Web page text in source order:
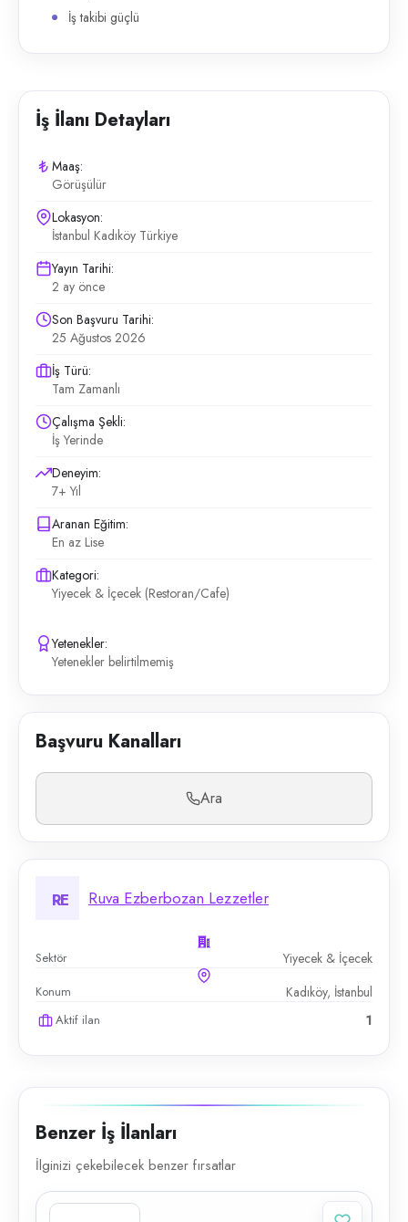
İş takibi güçlü
İş İlanı Detayları
Maaş:
Görüşülür
Lokasyon:
İstanbul Kadıköy Türkiye
Yayın Tarihi:
2 ay önce
Son Başvuru Tarihi:
25 Ağustos 2026
İş Türü:
Tam Zamanlı
Çalışma Şekli:
İş Yerinde
Deneyim:
7+ Yıl
Aranan Eğitim:
En az Lise
Kategori:
Yiyecek & İçecek (Restoran/Cafe)
Yetenekler:
Yetenekler belirtilmemiş
Başvuru Kanalları
Ara
RE Ruva Ezberbozan Lezzetler
Sektör Yiyecek & İçecek
Konum Kadıköy, İstanbul
Aktif ilan 1
Benzer İş İlanları
İlginizi çekebilecek benzer fırsatlar